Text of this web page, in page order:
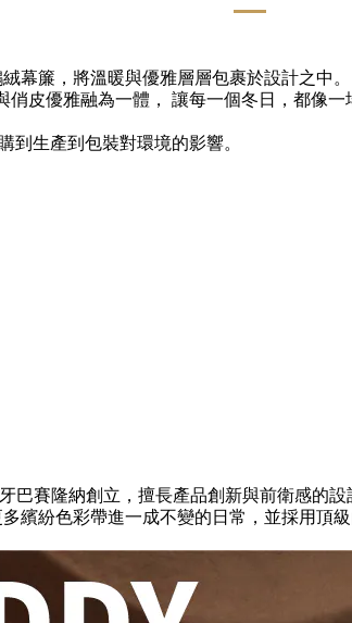
幕簾，將溫暖與優雅層層包裹於設計之中。
皮優雅融為一體， 讓每一個冬日，都像一
生產到包裝對環境的影響。
隆納創立，擅長產品創新與前衛感的設
繽紛色彩帶進一成不變的日常，並採用頂